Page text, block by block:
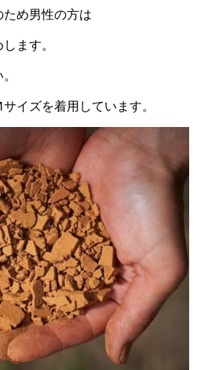
ため男性の方は
ます。
イズを着用しています。